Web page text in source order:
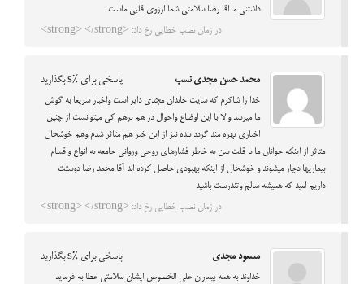
داشتنی ما.اقا رضا سلامتی شما ارزوی قلبی ماست.
در زمان نصب خطایی رخ داد: <strong> </strong>
محمد حسن مجدی نسب پاسخی برای %s بگذارید
خدا را شاکرم که سایت خاندان مجدی دایر است واخبار سریعا به گوش
ما میرسد والا با این اوضاع واحوال در هم برهم کی میتوانست از چنین
اخباری بهره مند گردد بنده نیز از این خبر هم متاثر شدم وهم خوشحال
متاثر از اینکه جوانان ما با قلت سن به خاطر فشارهای روحی وروانی جامعه به انواع واقسام
بیماریها دچار میشوند و خوشحال از اینکه بهبودی حاصل کرده اند آقا محمد رضا دوستت
داریم امید که همیشه سالم وتندرست باشید
در زمان نصب خطایی رخ داد: <strong> </strong>
مسعود مجدی پاسخی برای %s بگذارید
خداوند به همه بیماران علی الخصوص ایشان سلامتی عطا به فرماید